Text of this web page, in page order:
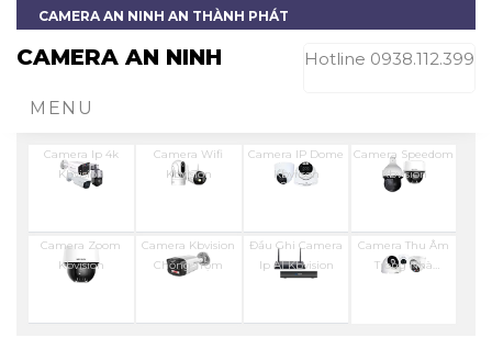
CAMERA AN NINH AN THÀNH PHÁT
CAMERA AN NINH Hotline 0938.112.399
MENU
Camera Ip 4k
Kbvision
Camera Wifi
Kbvision
Camera IP Dome
Kbviison
Camera Speedom
Kbvision
Camera Zoom
Kbvision
Camera Kbvision
Chống Trộm
Đầu Ghi Camera
Ip AI Kbvision
Camera Thu Âm
Trong Nhà